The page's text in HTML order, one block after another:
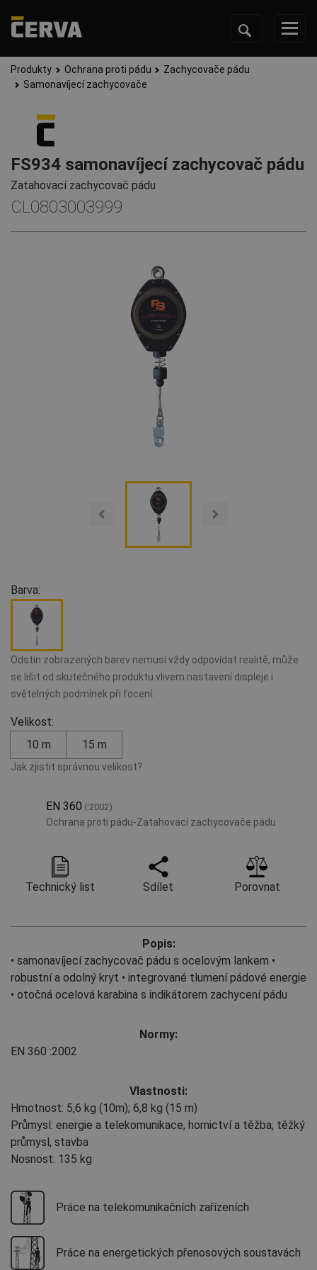
Produkty Ochrana proti pádu
Zachycovače pádu
Samonavíjecí zachycovače
FS934 samonavíjecí zachycovač pádu
Zatahovací zachycovač pádu
CL0803003999
Barva:
Odstín zobrazených barev nemusí vždy odpovídat realitě, může
se lišit od skutečného produktu vlivem nastavení displeje i
světelných podmínek při focení.
Velikost:
10 m
15 m
Jak zjistit správnou velikost?
EN 360 (:2002)
Ochrana proti pádu-Zatahovací zachycovače pádu
Technický list Sdílet Porovnat
Popis:
• samonavíjecí zachycovač pádu s ocelovým lankem •
robustní a odolný kryt • integrované tlumení pádové energie
• otočná ocelová karabina s indikátorem zachycení pádu
Normy:
EN 360 :2002
Vlastnosti:
Hmotnost: 5,6 kg (10m); 6,8 kg (15 m)
Průmysl: energie a telekomunikace, hornictví a těžba, těžký
průmysl, stavba
Nosnost: 135 kg
Práce na telekomunikačních zařízeních
Práce na energetických přenosových soustavách